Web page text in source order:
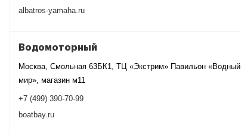
albatros-yamaha.ru
Водомоторный
Москва, Смольная 63БК1, ТЦ «Экстрим» Павильон «Водный
мир», магазин м11
+7 (499) 390-70-99
boatbay.ru